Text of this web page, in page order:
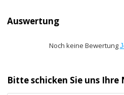
Auswertung
Noch keine Bewertung
Bitte schicken Sie uns Ihre